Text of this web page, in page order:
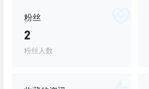
粉丝
2
粉丝人数